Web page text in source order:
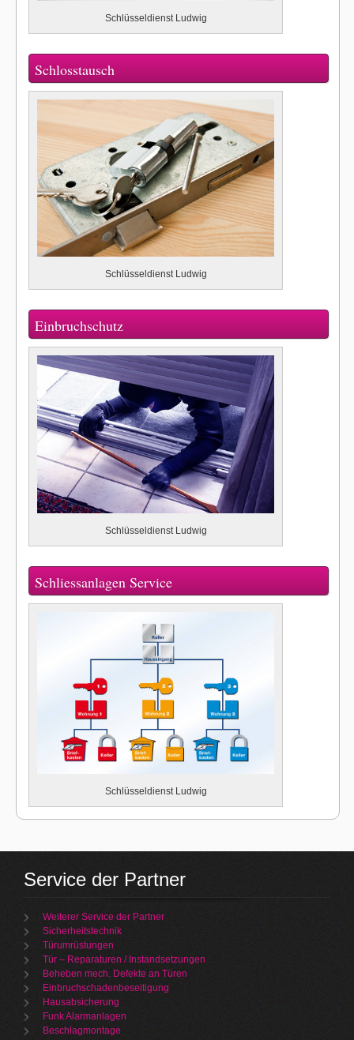
Schlüsseldienst Ludwig
Schlosstausch
Schlüsseldienst Ludwig
Einbruchschutz
Schlüsseldienst Ludwig
Schliessanlagen Service
Schlüsseldienst Ludwig
Service der Partner
Weiterer Service der Partner
Sicherheitstechnik
Türumrüstungen
Tür – Reparaturen / Instandsetzungen
Beheben mech. Defekte an Türen
Einbruchschadenbeseitigung
Hausabsicherung
Funk Alarmanlagen
Beschlagmontage